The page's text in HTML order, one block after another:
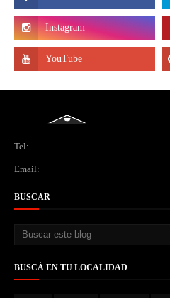
Tel:
Email:
BUSCAR
BUSCÁ EN TU LOCALIDAD